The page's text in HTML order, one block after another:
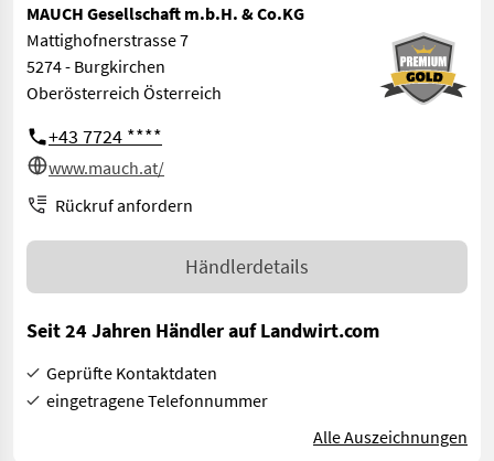
MAUCH Gesellschaft m.b.H. & Co.KG
Mattighofnerstrasse 7
5274 - Burgkirchen
Oberösterreich Österreich
+43 7724 ****
www.mauch.at/
Rückruf anfordern
Händlerdetails
Seit 24 Jahren Händler auf Landwirt.com
Geprüfte Kontaktdaten
eingetragene Telefonnummer
Alle Auszeichnungen